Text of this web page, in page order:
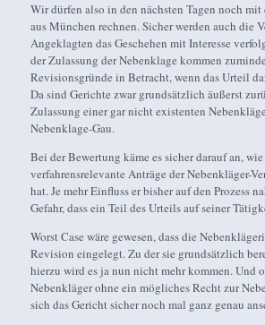
Wir dürfen also in den nächsten Tagen noch
aus München rechnen. Sicher werden auch die
Angeklagten das Geschehen mit Interesse
der Zulassung der Nebenklage kommen
Revisionsgründe in Betracht, wenn das Urteil
Da sind Gerichte zwar grundsätzlich äußerst
Zulassung einer gar nicht existenten
Nebenklage-Gau.
Bei der Bewertung käme es sicher darauf an,
verfahrensrelevante Anträge der Nebenkläger-
hat. Je mehr Einfluss er bisher auf den Prozess
Gefahr, dass ein Teil des Urteils auf seiner
Worst Case wäre gewesen, dass die
Revision eingelegt. Zu der sie grundsätzlich
hierzu wird es ja nun nicht mehr kommen. Und
Nebenkläger ohne ein mögliches Recht zur
sich das Gericht sicher noch mal ganz genau